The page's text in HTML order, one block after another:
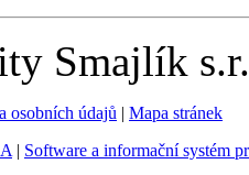
Smajlík
osobních údajů | Mapa stránek
| Software a informační systém